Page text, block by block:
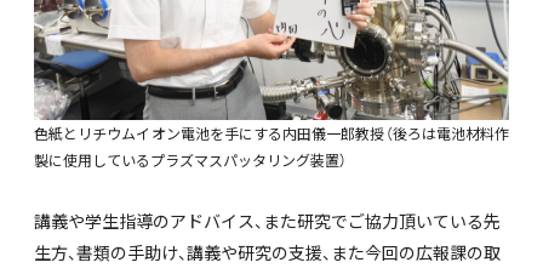
色紙とリチウムイオン電池を手にする内田儀一郎教授（後ろは電池材料作
製に使用しているプラズマスパッタリング装置）
講義や学生指導のアドバイス、また研究でご協力頂いている先
生方、書類の手助け、講義や研究の支援、また今回の広報課の取